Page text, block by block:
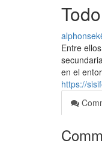
Entre
en el
https://